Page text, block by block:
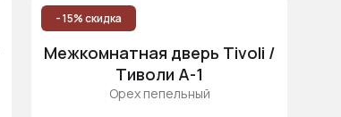
- 15% скидка
Межкомнатная дверь Tivoli /
Тиволи А-1
Орех пепельный